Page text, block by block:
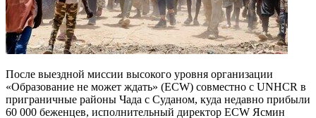
После выездной миссии высокого уровня организации
«Образование не может ждать» (ECW) совместно с UNHCR в
приграничные районы Чада с Суданом, куда недавно прибыли
60 000 беженцев, исполнительный директор ECW Ясмин